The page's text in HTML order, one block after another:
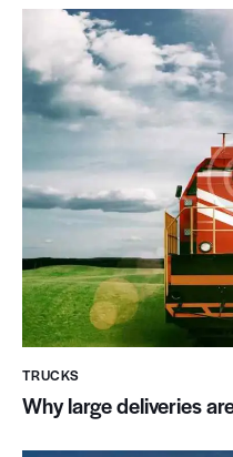
TRUCKS
Why large deliveries